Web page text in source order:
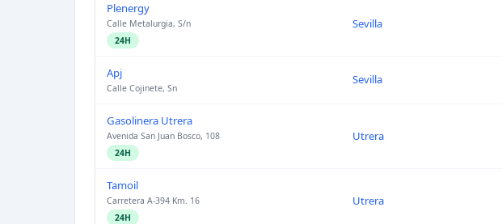
Plenergy
Calle Metalurgia, S/n
24H
Sevilla
Apj
Calle Cojinete, Sn
Sevilla
Gasolinera Utrera
Avenida San Juan Bosco, 108
24H
Utrera
Tamoil
Carretera A-394 Km. 16
24H
Utrera